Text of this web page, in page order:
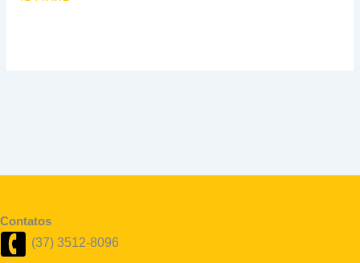
Contatos
(37) 3512-8096